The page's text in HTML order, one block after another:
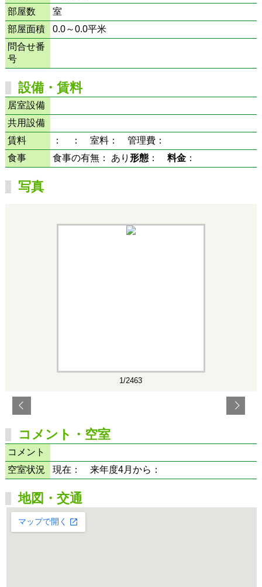
部屋数
室
部屋面積
0.0～0.0平米
問合せ番
号
設備・賃料
居室設備
共用設備
賃料
： ： 室料： 管理費：
食事
食事の有無： あり形態 ：料金 ：
写真
1/2463
コメント・空室
コメント
空室状況
現在： 来年度4月から：
地図・交通